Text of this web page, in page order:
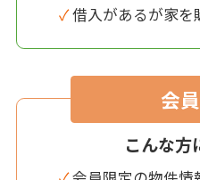
✓ 借入があるが家
会
こんな方